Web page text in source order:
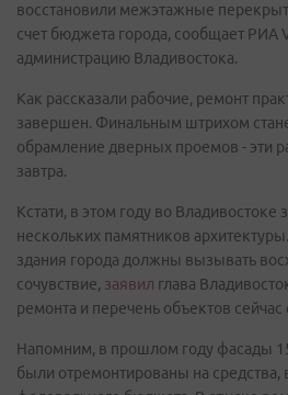
восстановили межэтажные
счет бюджета города, сообщает РИА
администрацию Владивостока.
Как рассказали рабочие, ремонт
завершен. Финальным штрихом
обрамление дверных проемов - эти
завтра.
Кстати, в этом году во
нескольких памятников
здания города должны вызывать
сочувствие, заявил глава
ремонта и перечень объектов
Напомним, в прошлом году фасады
были отремонтированы на